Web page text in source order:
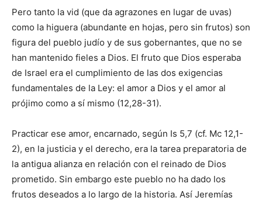
Pero tanto la vid (que da agrazones en lugar de uvas)
como la higuera (abundante en hojas, pero sin frutos) son
figura del pueblo judío y de sus gobernantes, que no se
han mantenido fieles a Dios. El fruto que Dios esperaba
de Israel era el cumplimiento de las dos exigencias
fundamentales de la Ley: el amor a Dios y el amor al
prójimo como a sí mismo (12,28-31).
Practicar ese amor, encarnado, según Is 5,7 (cf. Mc 12,1-
2), en la justicia y el derecho, era la tarea preparatoria de
la antigua alianza en relación con el reinado de Dios
prometido. Sin embargo este pueblo no ha dado los
frutos deseados a lo largo de la historia. Así Jeremías